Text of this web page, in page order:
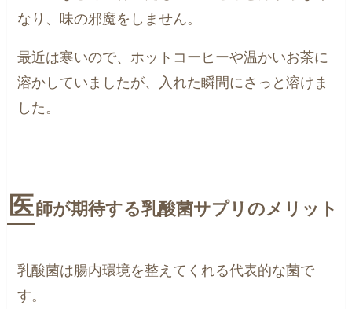
なり、味の邪魔をしません。
最近は寒いので、ホットコーヒーや温かいお茶に
溶かしていましたが、入れた瞬間にさっと溶けま
した。
医師が期待する乳酸菌サプリのメリット
乳酸菌は腸内環境を整えてくれる代表的な菌で
す。